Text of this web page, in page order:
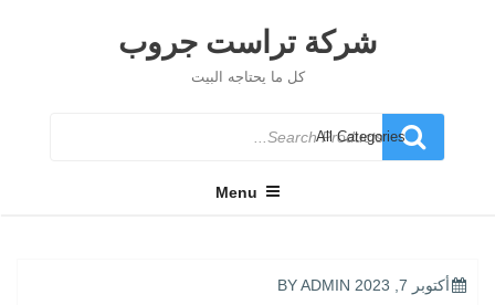
شركة تراست جروب
كل ما يحتاجه البيت
Search
for
Menu
POSTED
أكتوبر 7, 2023 ADMIN